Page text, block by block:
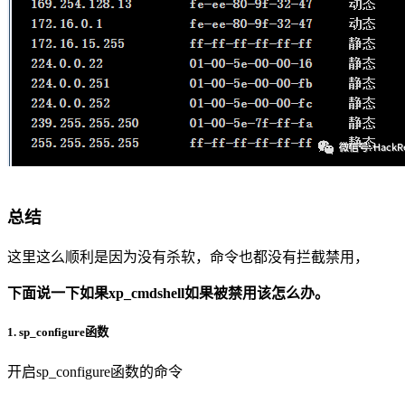
总结
这里这么顺利是因为没有杀软，命令也都没有拦截禁用，
下面说一下如果xp_cmdshell如果被禁用该怎么办。
1. sp_configure函数
开启sp_configure函数的命令